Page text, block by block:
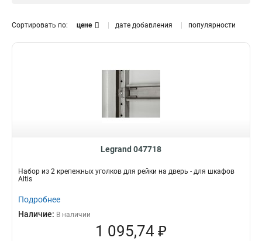
Сортировать по: цене дате добавления популярности
Legrand 047718
Набор из 2 крепежных уголков для рейки на дверь - для шкафов
Altis
Подробнее
Наличие: В наличии
1 095,74 ₽